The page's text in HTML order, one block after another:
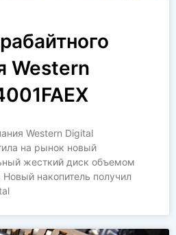
Western
Western Digital
на рынок новый
жесткий диск объемом
Новый накопитель получил